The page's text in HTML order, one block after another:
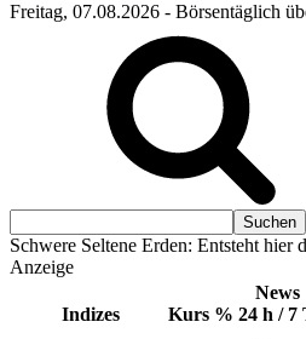
Freitag, 07.08.2026 - Börsentäglich
Schwere Seltene Erden: Entsteht hier
Anzeige
Indizes Kurs %
News
24 h / 7